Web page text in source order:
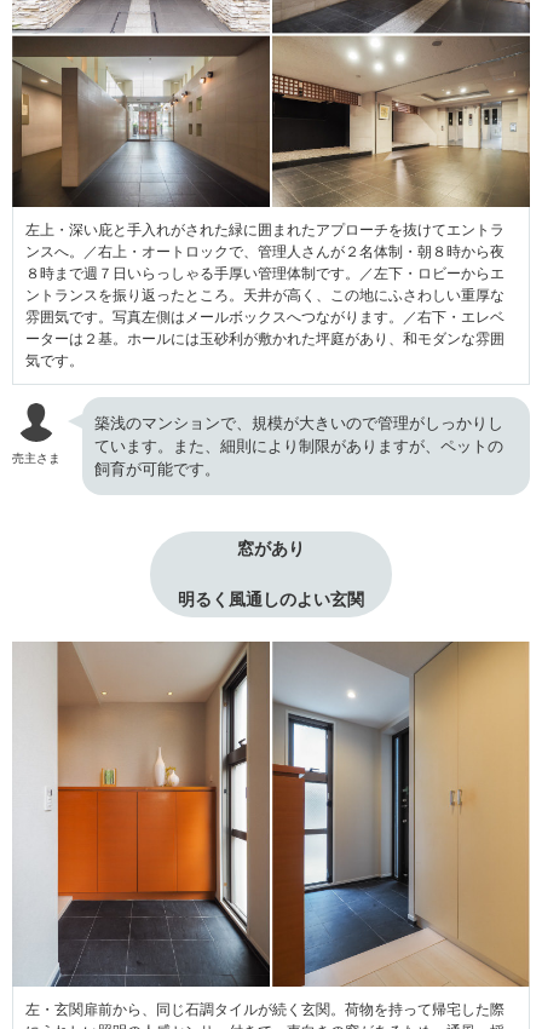
左上・深い庇と手入れがされた緑に囲まれたアプローチを抜けてエントラ
ンスへ。／右上・オートロックで、管理人さんが２名体制・朝８時から夜
８時まで週７日いらっしゃる手厚い管理体制です。／左下・ロビーからエ
ントランスを振り返ったところ。天井が高く、この地にふさわしい重厚な
雰囲気です。写真左側はメールボックスへつながります。／右下・エレベ
ーターは２基。ホールには玉砂利が敷かれた坪庭があり、和モダンな雰囲
気です。
売主さま
築浅のマンションで、規模が大きいので管理がしっかりし
ています。また、細則により制限がありますが、ペットの
飼育が可能です。
窓があり
明るく風通しのよい玄関
左・玄関扉前から、同じ石調タイルが続く玄関。荷物を持って帰宅した際